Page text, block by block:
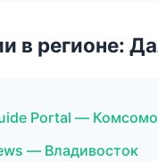
в регионе:
Portal —
— Владивосток